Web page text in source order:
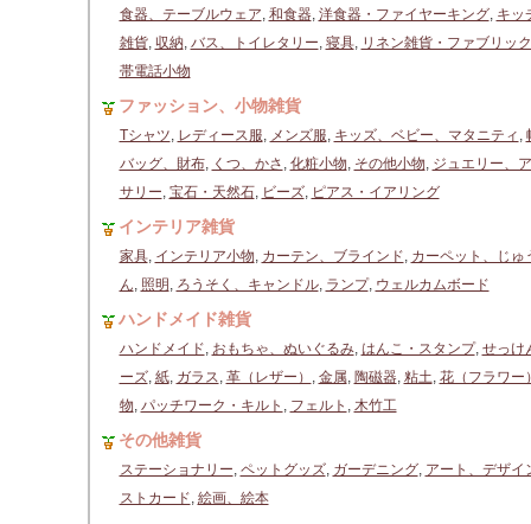
食器、テーブルウェア, 和食器, 洋食器・ファイヤーキング, キッ
雑貨, 収納, バス、トイレタリー, 寝具, リネン雑貨・ファブリック
帯電話小物
ファッション、小物雑貨
Tシャツ, レディース服, メンズ服, キッズ、ベビー、マタニティ ,
バッグ、財布, くつ、かさ , 化粧小物, その他小物, ジュエリー、
サリー, 宝石・天然石, ビーズ, ピアス・イアリング
インテリア雑貨
家具, インテリア小物, カーテン、ブラインド, カーペット、じゅ
ん, 照明 , ろうそく、キャンドル, ランプ, ウェルカムボード
ハンドメイド雑貨
ハンドメイド, おもちゃ、ぬいぐるみ, はんこ・スタンプ, せっけ
ーズ, 紙, ガラス, 革（レザー） , 金属, 陶磁器, 粘土, 花（フラワー
物, パッチワーク・キルト , フェルト , 木竹工
その他雑貨
ステーショナリー, ペットグッズ, ガーデニング, アート、デザイ
ストカード, 絵画、絵本